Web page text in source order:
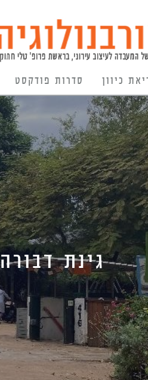
כיוון סדרות פודקסט
גינת